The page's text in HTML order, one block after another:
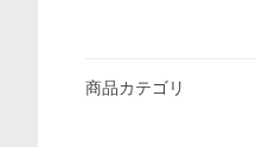
商品カテゴリ